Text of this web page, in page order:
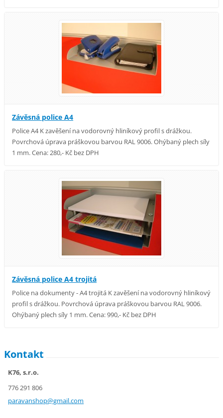
Závěsná police A4
Police A4 K zavěšení na vodorovný hliníkový profil s drážkou.
Povrchová úprava práškovou barvou RAL 9006. Ohýbaný plech síly
1 mm. Cena: 280,- Kč bez DPH
Závěsná police A4 trojitá
Police na dokumenty - A4 trojitá K zavěšení na vodorovný hliníkový
profil s drážkou. Povrchová úprava práškovou barvou RAL 9006.
Ohýbaný plech síly 1 mm. Cena: 990,- Kč bez DPH
Kontakt
K76, s.r.o.
776 291 806
paravanshop@gmail.com